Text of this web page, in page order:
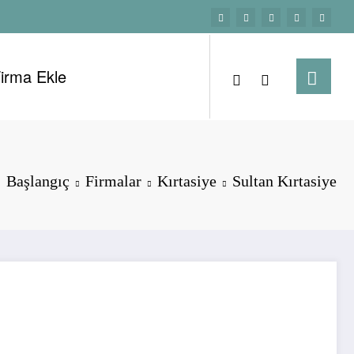
firmaları…
Ekle
Başlangıç Firmalar Kırtasiye Sultan Kırtasiye